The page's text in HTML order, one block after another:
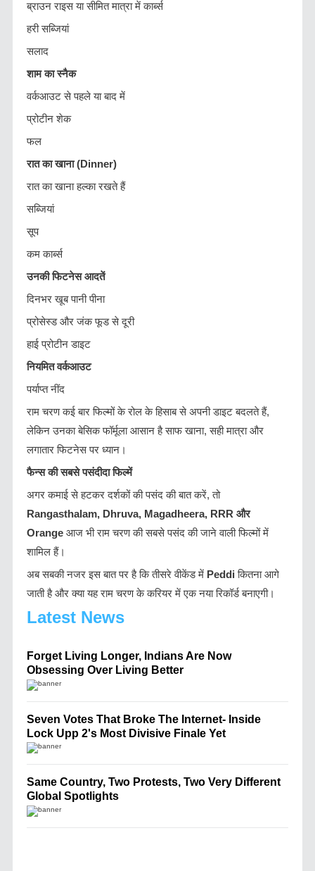
ब्राउन राइस या सीमित मात्रा में कार्ब्स
हरी सब्जियां
सलाद
शाम का स्नैक
वर्कआउट से पहले या बाद में
प्रोटीन शेक
फल
रात का खाना (Dinner)
रात का खाना हल्का रखते हैं
सब्जियां
सूप
कम कार्ब्स
उनकी फिटनेस आदतें
दिनभर खूब पानी पीना
प्रोसेस्ड और जंक फूड से दूरी
हाई प्रोटीन डाइट
नियमित वर्कआउट
पर्याप्त नींद
राम चरण कई बार फिल्मों के रोल के हिसाब से अपनी डाइट बदलते हैं,
लेकिन उनका बेसिक फॉर्मूला आसान है साफ खाना, सही मात्रा और
लगातार फिटनेस पर ध्यान।
फैन्स की सबसे पसंदीदा फिल्में
अगर कमाई से हटकर दर्शकों की पसंद की बात करें, तो
Rangasthalam, Dhruva, Magadheera, RRR और
Orange आज भी राम चरण की सबसे पसंद की जाने वाली फिल्मों में
शामिल हैं।
अब सबकी नजर इस बात पर है कि तीसरे वीकेंड में Peddi कितना आगे
जाती है और क्या यह राम चरण के करियर में एक नया रिकॉर्ड बनाएगी।
Latest News
Forget Living Longer, Indians Are Now
Obsessing Over Living Better
Seven Votes That Broke The Internet- Inside
Lock Upp 2's Most Divisive Finale Yet
Same Country, Two Protests, Two Very Different
Global Spotlights